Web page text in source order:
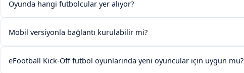
Oyunda hangi futbolcular yer alıyor?
Mobil versiyonla bağlantı kurulabilir mi?
eFootball Kick-Off futbol oyunlarında yeni oyuncular için uygun mu?